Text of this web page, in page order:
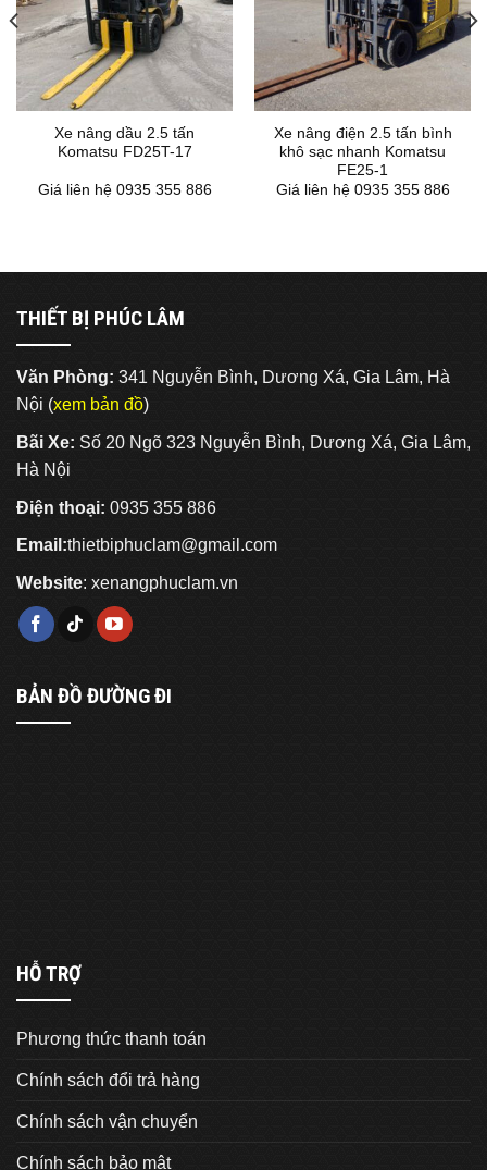
Xe nâng dầu 2.5 tấn
Komatsu FD25T-17
Giá liên hệ 0935 355 886
Xe nâng điện 2.5 tấn bình
khô sạc nhanh Komatsu
FE25-1
Giá liên hệ 0935 355 886
THIẾT BỊ PHÚC LÂM
Văn Phòng: 341 Nguyễn Bình, Dương Xá, Gia Lâm, Hà
Nội (xem bản đồ)
Bãi Xe: Số 20 Ngõ 323 Nguyễn Bình, Dương Xá, Gia Lâm,
Hà Nội
Điện thoại: 0935 355 886
Email:thietbiphuclam@gmail.com
Website: xenangphuclam.vn
BẢN ĐỒ ĐƯỜNG ĐI
HỖ TRỢ
Phương thức thanh toán
Chính sách đổi trả hàng
Chính sách vận chuyển
Chính sách bảo mật